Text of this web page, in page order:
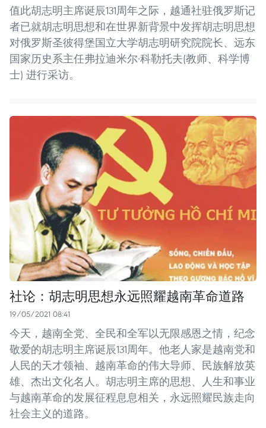
值此胡志明主席诞辰131周年之际，越通社驻俄罗斯记
者已就胡志明思想和在世界新背景中发挥胡志明思想
对俄罗斯圣彼得堡国立大学胡志明研究院院长、远东
国家历史系主任弗拉迪米尔·科勒托夫(教师、科学博
士) 进行采访。
社论：胡志明思想永远照耀越南革命道路
19/05/2021 08:41
今天，越南全党、全民和全军以无限感恩之情，纪念
敬爱的胡志明主席诞辰131周年。他老人家是越南党和
人民的天才领袖、越南革命的伟大导师、民族解放英
雄、杰出文化名人。胡志明主席的思想、人生和事业
与越南革命的发展征程息息相关，永远照耀民族走向
社会主义的道路。